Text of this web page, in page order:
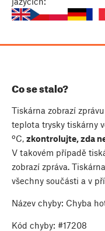
Co se stalo?
Tiskárna zobrazí
teplota trysky tiskárny
ºC, zkontrolujte, zda
V takovém případě
zobrazí zpráva.
všechny součásti a v
Název chyby: Chyba
Kód chyby: #17208